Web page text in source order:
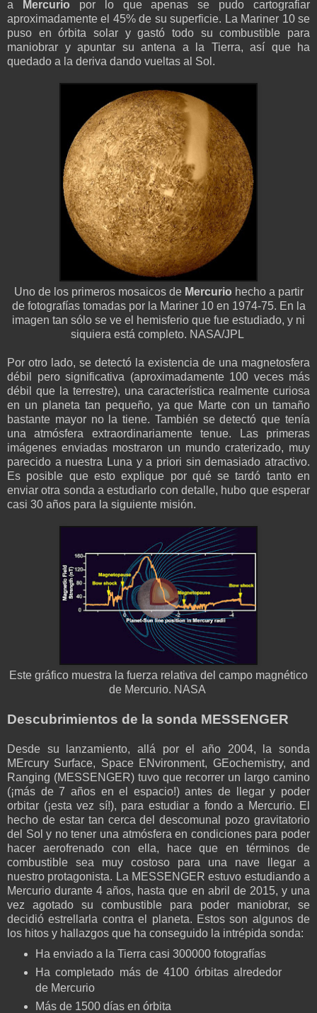
a
Mercurio por lo que apenas se pudo cartografiar
aproximadamente el 45% de su superficie. La Mariner 10 se
puso en órbita solar y gastó todo su combustible para
maniobrar y apuntar su antena a la Tierra, así que ha
quedado a la deriva dando vueltas al Sol.
Uno de los primeros mosaicos de Mercurio hecho a partir
de fotografías tomadas por la Mariner 10 en 1974-75. En la
imagen tan sólo se ve el hemisferio que fue estudiado, y ni
siquiera está completo. NASA/JPL
Por otro lado, se detectó la existencia de una magnetosfera
débil pero significativa (aproximadamente 100 veces más
débil que la terrestre), una característica realmente curiosa
en un planeta tan pequeño, ya que Marte con un tamaño
bastante mayor no la tiene. También se detectó que tenía
una atmósfera extraordinariamente tenue. Las primeras
imágenes enviadas mostraron un mundo craterizado, muy
parecido a nuestra Luna y a priori sin demasiado atractivo.
Es posible que esto explique por qué se tardó tanto en
enviar otra sonda a estudiarlo con detalle, hubo que esperar
casi 30 años para la siguiente misión.
Este gráfico muestra la fuerza relativa del campo magnético
de Mercurio. NASA
Descubrimientos de la sonda MESSENGER
Desde su lanzamiento, allá por el año 2004, la sonda
MErcury Surface, Space ENvironment, GEochemistry, and
Ranging (MESSENGER) tuvo que recorrer un largo camino
(¡más de 7 años en el espacio!) antes de llegar y poder
orbitar (¡esta vez sí!), para estudiar a fondo a Mercurio. El
hecho de estar tan cerca del descomunal pozo gravitatorio
del Sol y no tener una atmósfera en condiciones para poder
hacer aerofrenado con ella, hace que en términos de
combustible sea muy costoso para una nave llegar a
nuestro protagonista. La MESSENGER estuvo estudiando a
Mercurio durante 4 años, hasta que en abril de 2015, y una
vez agotado su combustible para poder maniobrar, se
decidió estrellarla contra el planeta. Estos son algunos de
los hitos y hallazgos que ha conseguido la intrépida sonda:
Ha enviado a la Tierra casi 300000 fotografías
Ha completado más de 4100 órbitas alrededor
de Mercurio
Más de 1500 días en órbita